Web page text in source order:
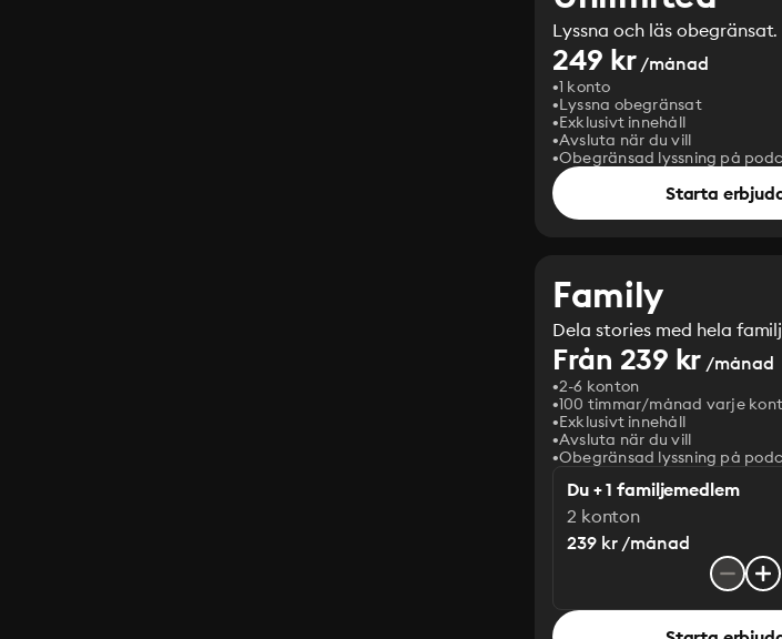
Lyssna och läs obegränsat.
249 kr/månad
1 konto
Lyssna obegränsat
Exklusivt innehåll
Avsluta när du vill
Obegränsad lyssning på
Starta
Family
Dela stories med hela
Från 239 kr /månad
2-6 konton
100 timmar/månad varje
Exklusivt innehåll
Avsluta när du vill
Obegränsad lyssning på
Du + 1 familjemedlem
2 konton
239 kr /månad